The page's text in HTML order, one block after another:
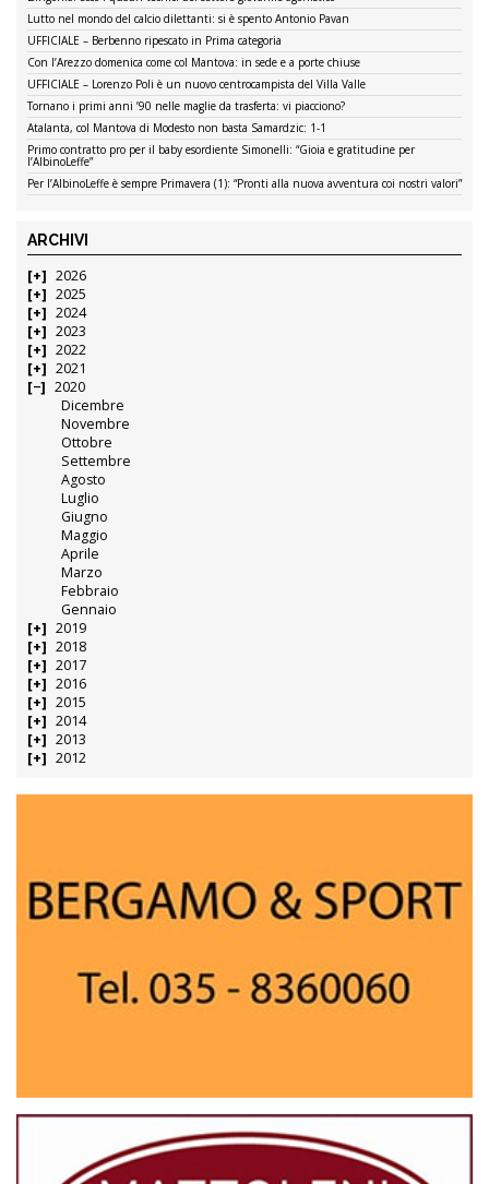
Lutto nel mondo del calcio dilettanti: si è spento Antonio Pavan
UFFICIALE – Berbenno ripescato in Prima categoria
Con l’Arezzo domenica come col Mantova: in sede e a porte chiuse
UFFICIALE – Lorenzo Poli è un nuovo centrocampista del Villa Valle
Tornano i primi anni ’90 nelle maglie da trasferta: vi piacciono?
Atalanta, col Mantova di Modesto non basta Samardzic: 1-1
Primo contratto pro per il baby esordiente Simonelli: “Gioia e gratitudine per
l’AlbinoLeffe”
Per l’AlbinoLeffe è sempre Primavera (1): “Pronti alla nuova avventura coi nostri valori”
ARCHIVI
2026
2025
2024
2023
2022
2021
2020
Dicembre
Novembre
Ottobre
Settembre
Agosto
Luglio
Giugno
Maggio
Aprile
Marzo
Febbraio
Gennaio
2019
2018
2017
2016
2015
2014
2013
2012